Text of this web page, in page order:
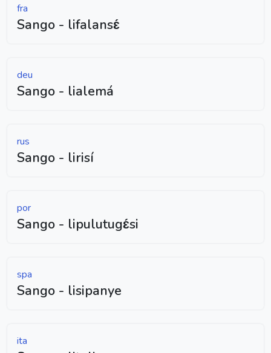
fra
Sango - lifalansɛ́
deu
Sango - lialemá
rus
Sango - lirisí
por
Sango - lipulutugɛ́si
spa
Sango - lisipanye
ita